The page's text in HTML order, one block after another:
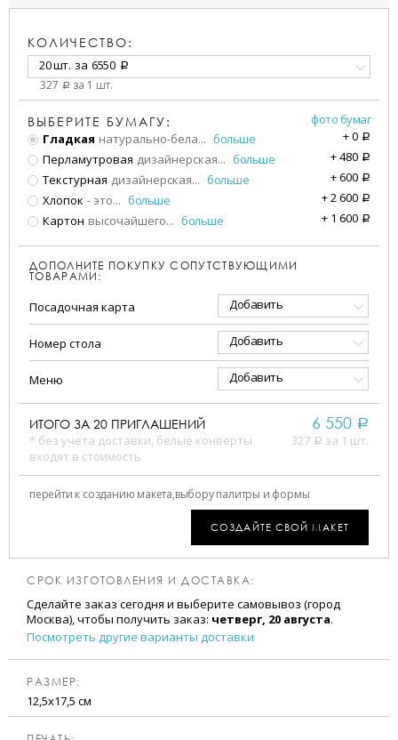
КОЛИЧЕСТВО:
20 шт. за 6550 a
327 a за 1 шт.
ВЫБЕРИТЕ БУМАГУ:
фото бумаг
Гладкая натурально-бела... больше +0 a
Перламутровая дизайнерская... больше +480 a
Текстурная дизайнерская... больше +600 a
Хлопок - это... больше +2 600 a
Картон высочайшего... больше + 1 600 a
ДОПОЛНИТЕ ПОКУПКУ СОПУТСТВУЮЩИМИ
ТОВАРАМИ:
Посадочная карта Добавить
Номер стола Добавить
Меню Добавить
ИТОГО ЗА 20 ПРИГЛАШЕНИЙ
* без учета доставки, белые конверты
входят в стоимость
6 550 a
327 a за 1 шт.
перейти к созданию макета,выбору палитры и формы
СОЗДАЙТЕ СВОЙ МАКЕТ
СРОК ИЗГОТОВЛЕНИЯ И ДОСТАВКА:
Сделайте заказ сегодня и выберите самовывоз (город
Москва), чтобы получить заказ: четверг, 20 августа.
Посмотреть другие варианты доставки
РАЗМЕР:
12,5х17,5 см